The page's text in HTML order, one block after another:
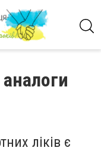
ліків є